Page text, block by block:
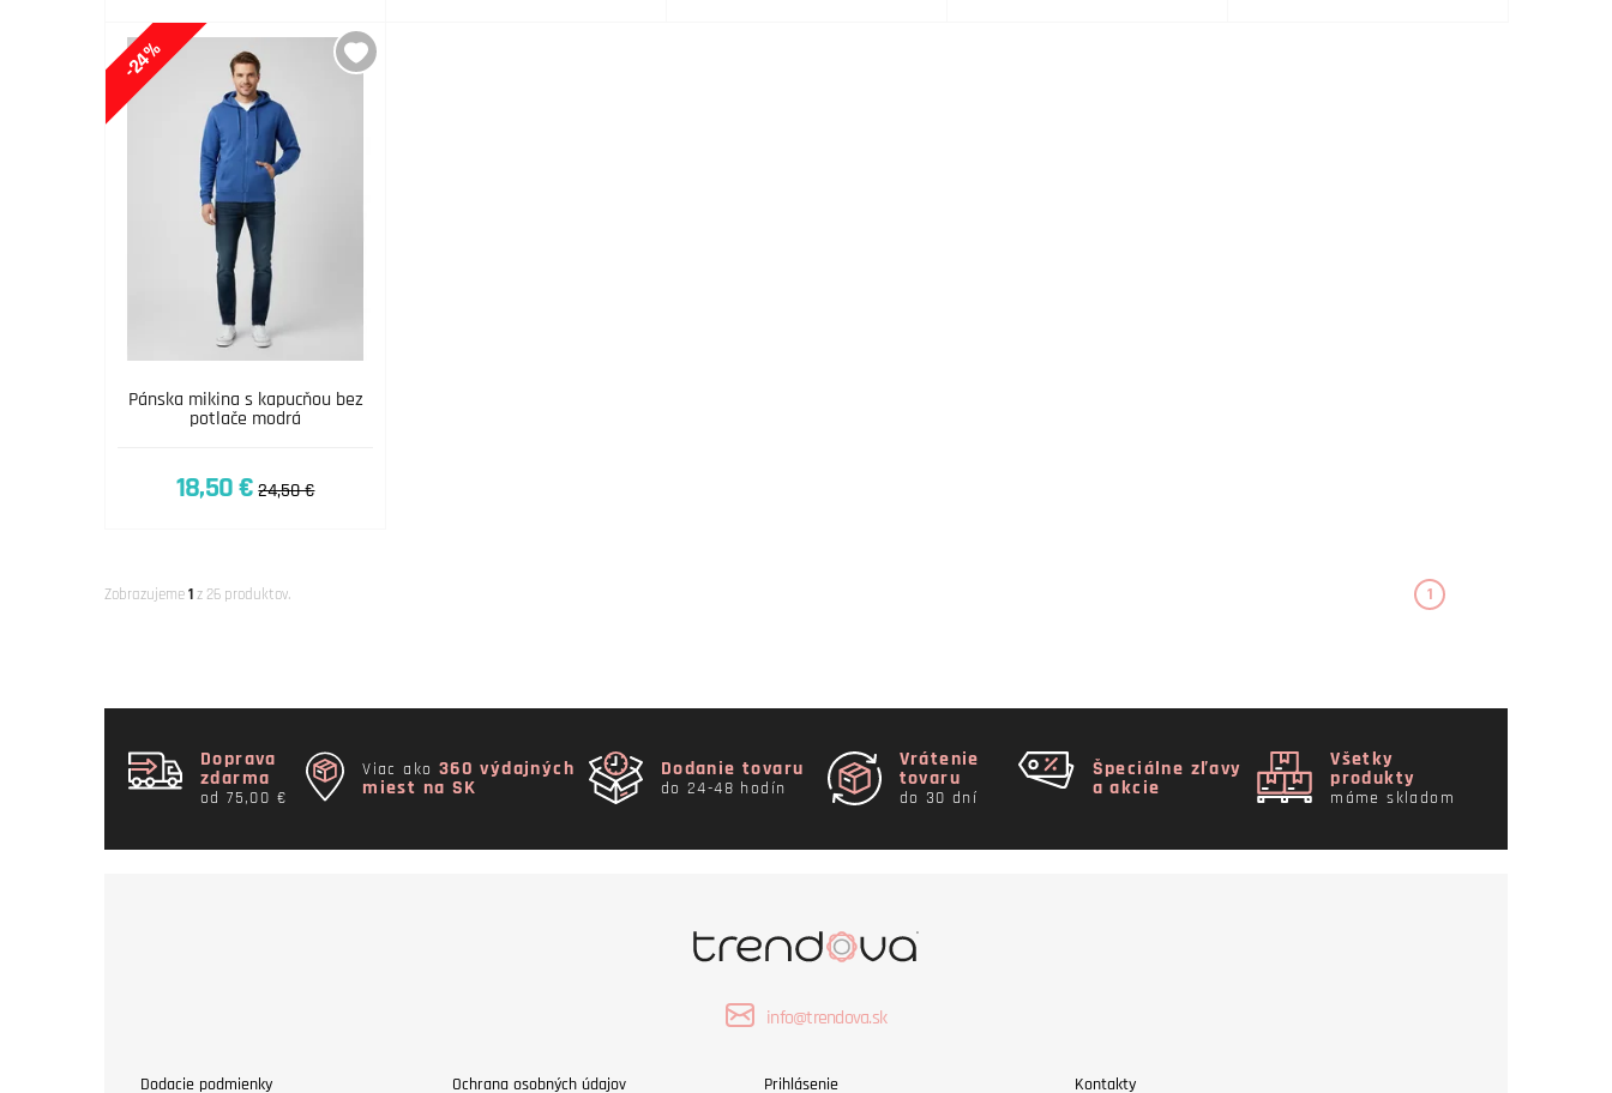
Pánska mikina s kapucňou bez
potlače modrá
-24%
18,50 € 24,50 €
Zobrazujeme1z 26 produktov. 1
Doprava
zdarma
od 75,00 €
Viac ako 360 výdajných
miest na SK
Dodanie tovaru
do 24-48 hodín
Vrátenie
tovaru
do 30 dní
Špeciálne zľavy
a akcie
Všetky
produkty
máme skladom
info@trendova.sk
Dodacie podmienky Ochrana osobných údajov Prihlásenie Kontakty